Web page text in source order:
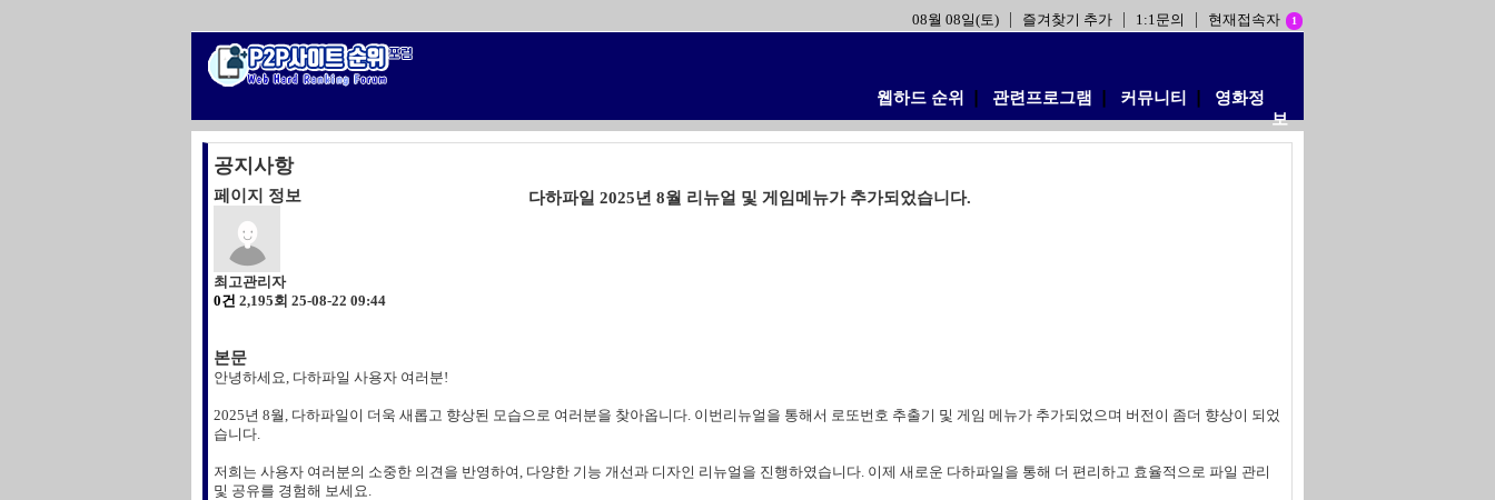
08월 08일(토) 즐겨찾기 추가 1:1문의 현재접속자 1
웹하드 순위 관련프로그램 커뮤니티
영화정
보
공지사항
다하파일 2025년 8월 리뉴얼 및 게임메뉴가 추가되었습니다.
페이지 정보
최고관리자
0건 2,195회 25-08-22 09:44
본문
안녕하세요, 다하파일 사용자 여러분!
2025년 8월, 다하파일이 더욱 새롭고 향상된 모습으로 여러분을 찾아옵니다. 이번리뉴얼을 통해서 로또번호 추출기 및 게임 메뉴가 추가되었으며 버전이 좀더 향상이 되었
습니다.
저희는 사용자 여러분의 소중한 의견을 반영하여, 다양한 기능 개선과 디자인 리뉴얼을 진행하였습니다. 이제 새로운 다하파일을 통해 더 편리하고 효율적으로 파일 관리
및 공유를 경험해 보세요.